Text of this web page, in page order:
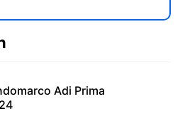
Adi Prima